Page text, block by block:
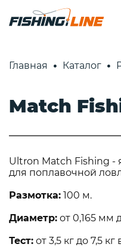
Главная Каталог
Match
Ultron Match Fishing -
для поплавочной
Размотка: 100 м.
Диаметр: от 0,165 мм
Тест: от 3,5 кг до 7,5